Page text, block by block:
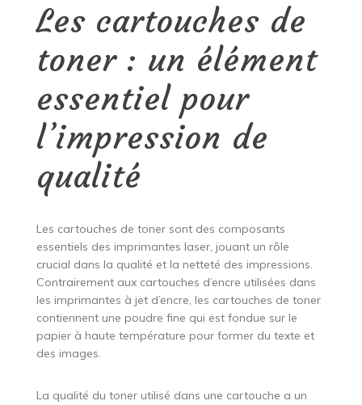
Les cartouches de
toner : un élément
essentiel pour
l’impression de
qualité
Les cartouches de toner sont des composants
essentiels des imprimantes laser, jouant un rôle
crucial dans la qualité et la netteté des impressions.
Contrairement aux cartouches d’encre utilisées dans
les imprimantes à jet d’encre, les cartouches de toner
contiennent une poudre fine qui est fondue sur le
papier à haute température pour former du texte et
des images.
La qualité du toner utilisé dans une cartouche a un